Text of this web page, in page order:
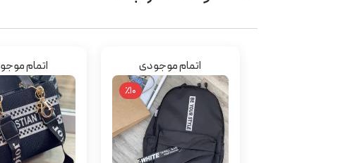
اتمام موجودی
٪10
اتمام